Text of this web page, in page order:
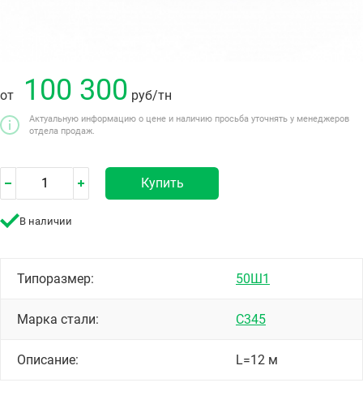
от 100 300 руб/тн
Актуальную информацию о цене и наличию просьба уточнять у менеджеров
отдела продаж.
Купить
В наличии
Типоразмер: 50Ш1
Марка стали: С345
Описание: L=12 м